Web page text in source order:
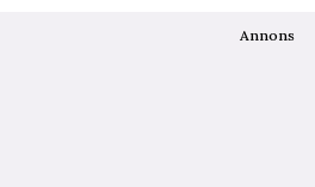
Annons